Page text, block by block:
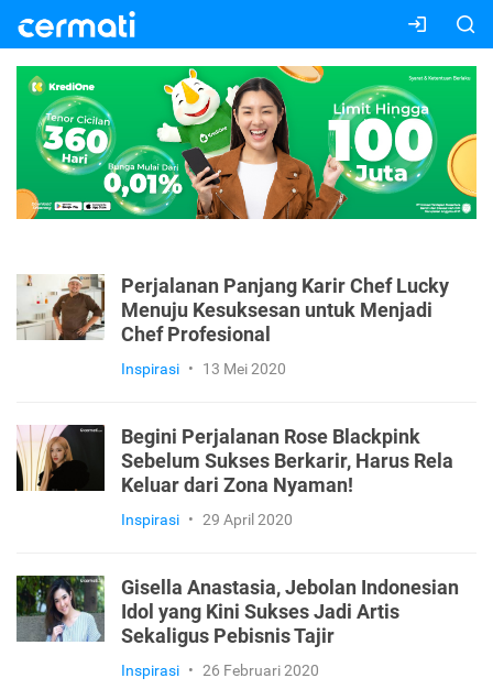
Perjalanan Panjang Karir Chef Lucky
Menuju Kesuksesan untuk Menjadi
Chef Profesional
Inspirasi • 13 Mei 2020
Begini Perjalanan Rose Blackpink
Sebelum Sukses Berkarir, Harus Rela
Keluar dari Zona Nyaman!
Inspirasi • 29 April 2020
Gisella Anastasia, Jebolan Indonesian
Idol yang Kini Sukses Jadi Artis
Sekaligus Pebisnis Tajir
Inspirasi • 26 Februari 2020